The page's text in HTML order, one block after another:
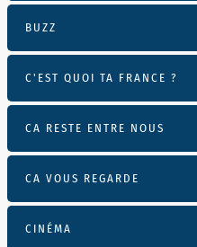
BUZZ
C'EST QUOI TA FRANCE ?
CA RESTE ENTRE NOUS
CA VOUS REGARDE
CINÉMA